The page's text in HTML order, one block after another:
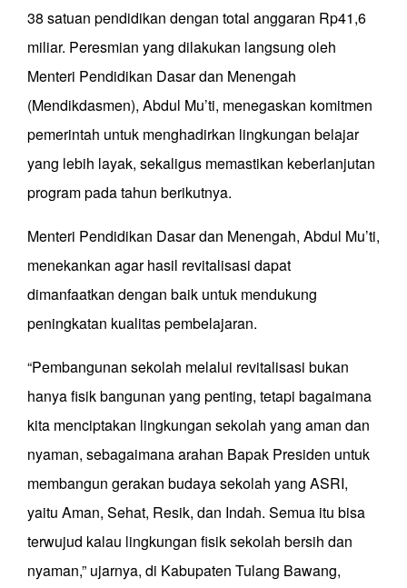
38 satuan pendidikan dengan total anggaran Rp41,6
miliar. Peresmian yang dilakukan langsung oleh
Menteri Pendidikan Dasar dan Menengah
(Mendikdasmen), Abdul Mu’ti, menegaskan komitmen
pemerintah untuk menghadirkan lingkungan belajar
yang lebih layak, sekaligus memastikan keberlanjutan
program pada tahun berikutnya.
Menteri Pendidikan Dasar dan Menengah, Abdul Mu’ti,
menekankan agar hasil revitalisasi dapat
dimanfaatkan dengan baik untuk mendukung
peningkatan kualitas pembelajaran.
“Pembangunan sekolah melalui revitalisasi bukan
hanya fisik bangunan yang penting, tetapi bagaimana
kita menciptakan lingkungan sekolah yang aman dan
nyaman, sebagaimana arahan Bapak Presiden untuk
membangun gerakan budaya sekolah yang ASRI,
yaitu Aman, Sehat, Resik, dan Indah. Semua itu bisa
terwujud kalau lingkungan fisik sekolah bersih dan
nyaman,” ujarnya, di Kabupaten Tulang Bawang,